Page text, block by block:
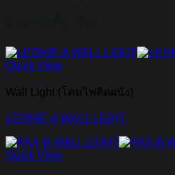
Quick View
Wall Light (โคมไฟติดผนัง)
LEONIE-A WALL LIGHT
Quick View